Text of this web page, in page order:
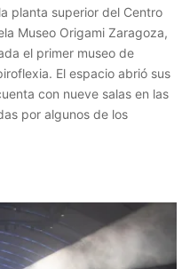
planta superior del Centro
Museo Origami Zaragoza,
el primer museo de
El espacio abrió sus
con nueve salas en las
por algunos de los